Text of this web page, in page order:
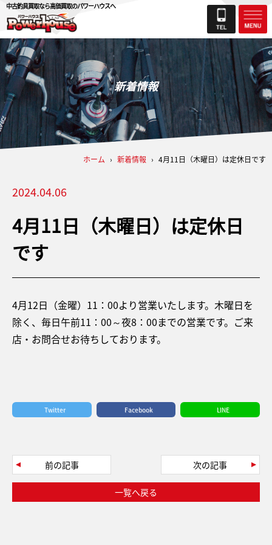
中古釣具買取なら高価買取のパワーハウスへ
新着情報
ホーム › 新着情報 › 4月11日（木曜日）は定休日です
2024.04.06
4月11日（木曜日）は定休日
です
4月12日（金曜）11：00より営業いたします。木曜日を
除く、毎日午前11：00～夜8：00までの営業です。ご来
店・お問合せお待ちしております。
Twitter Facebook LINE
前の記事
一覧へ戻る
次の記事